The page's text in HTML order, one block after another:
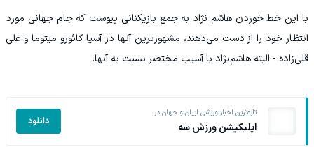
با این خط خوردن هاشم نژاد به جمع بازیکنانی پیوست که جام جهانی مورد
انتظار خود را از دست می‌دهند، مشهورترین آنها در آسیا کائورو میتوما و علی
قلی‌زاده - البته هاشم‌نژاد با آسیب مختصر نسبت به آنها.
تازه‌ترین اخبار ورزشی ایران و جهان در
اپلیکیشن ورزش سه دانلود